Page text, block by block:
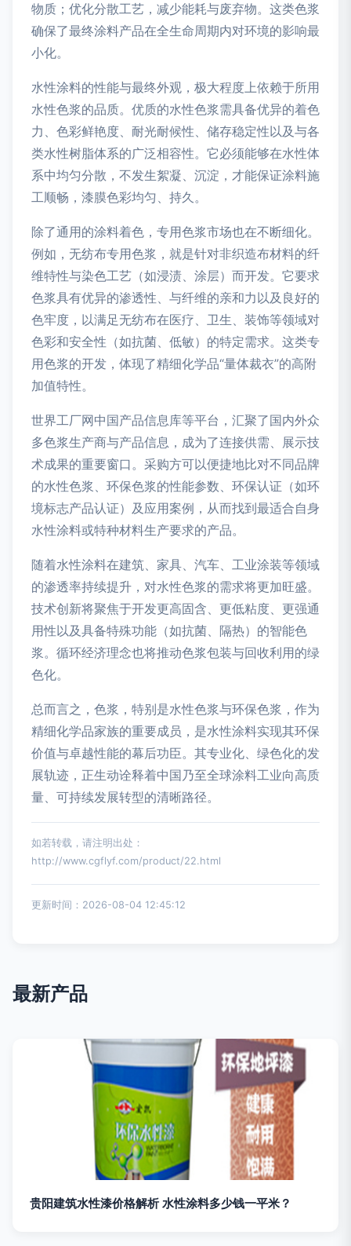
物质；优化分散工艺，减少能耗与废弃物。这类色浆
确保了最终涂料产品在全生命周期内对环境的影响最
小化。
水性涂料的性能与最终外观，极大程度上依赖于所用
水性色浆的品质。优质的水性色浆需具备优异的着色
力、色彩鲜艳度、耐光耐候性、储存稳定性以及与各
类水性树脂体系的广泛相容性。它必须能够在水性体
系中均匀分散，不发生絮凝、沉淀，才能保证涂料施
工顺畅，漆膜色彩均匀、持久。
除了通用的涂料着色，专用色浆市场也在不断细化。
例如，无纺布专用色浆，就是针对非织造布材料的纤
维特性与染色工艺（如浸渍、涂层）而开发。它要求
色浆具有优异的渗透性、与纤维的亲和力以及良好的
色牢度，以满足无纺布在医疗、卫生、装饰等领域对
色彩和安全性（如抗菌、低敏）的特定需求。这类专
用色浆的开发，体现了精细化学品“量体裁衣”的高附
加值特性。
世界工厂网中国产品信息库等平台，汇聚了国内外众
多色浆生产商与产品信息，成为了连接供需、展示技
术成果的重要窗口。采购方可以便捷地比对不同品牌
的水性色浆、环保色浆的性能参数、环保认证（如环
境标志产品认证）及应用案例，从而找到最适合自身
水性涂料或特种材料生产要求的产品。
随着水性涂料在建筑、家具、汽车、工业涂装等领域
的渗透率持续提升，对水性色浆的需求将更加旺盛。
技术创新将聚焦于开发更高固含、更低粘度、更强通
用性以及具备特殊功能（如抗菌、隔热）的智能色
浆。循环经济理念也将推动色浆包装与回收利用的绿
色化。
总而言之，色浆，特别是水性色浆与环保色浆，作为
精细化学品家族的重要成员，是水性涂料实现其环保
价值与卓越性能的幕后功臣。其专业化、绿色化的发
展轨迹，正生动诠释着中国乃至全球涂料工业向高质
量、可持续发展转型的清晰路径。
如若转载，请注明出处：
http://www.cgflyf.com/product/22.html
更新时间：2026-08-04 12:45:12
最新产品
贵阳建筑水性漆价格解析 水性涂料多少钱一平米？